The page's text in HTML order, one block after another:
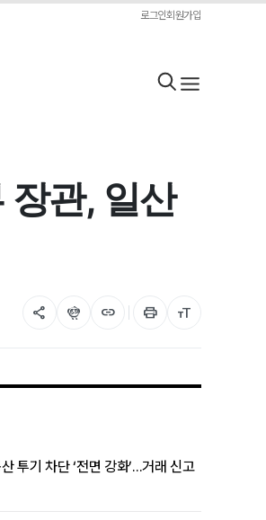
로그인회원가입
장관, 일산
share flutter_dash link print format_size
투기 차단 ‘전면 강화’...거래 신고